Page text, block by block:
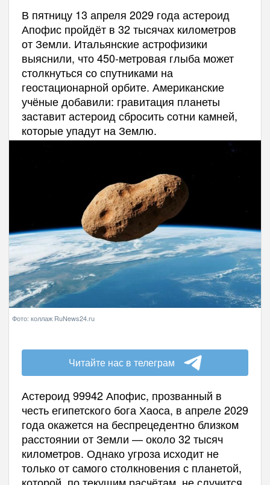
В пятницу 13 апреля 2029 года астероид
Апофис пройдёт в 32 тысячах километров
от Земли. Итальянские астрофизики
выяснили, что 450-метровая глыба может
столкнуться со спутниками на
геостационарной орбите. Американские
учёные добавили: гравитация планеты
заставит астероид сбросить сотни камней,
которые упадут на Землю.
Фото: коллаж RuNews24.ru
Читайте нас в телеграм
Астероид 99942 Апофис, прозванный в
честь египетского бога Хаоса, в апреле 2029
года окажется на беспрецедентно близком
расстоянии от Земли — около 32 тысяч
километров. Однако угроза исходит не
только от самого столкновения с планетой,